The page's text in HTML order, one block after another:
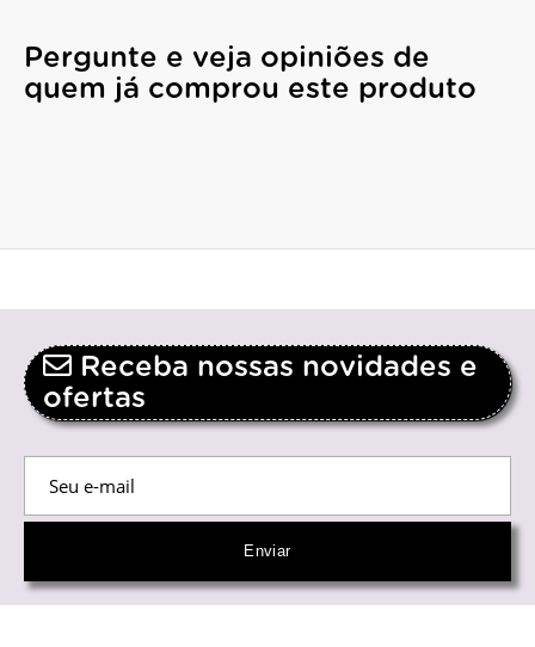
Pergunte e veja opiniões de
quem já comprou este produto
Receba nossas novidades e
ofertas